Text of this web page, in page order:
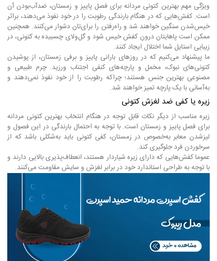
ویژگی مهم بهترین کتونی مردانه برای فصل پاییز و زمستان، ضدآب‌بودن آن
است. کفش‌هایی که در هنگام بارندگی رطوبت را در خود نفوذ می‌دهند، براثر
خیس‌شدن سنگین خواهند شد و راه‌رفتن را برای‌تان دشوار می‌کنند. همچنین
ممکن است پاهایتان درون کفش خیس شود و گل‌ولای چسبیده به کتونی، در
زیبایی استایل شما اختلال ایجاد کنند.
ما پیشنهاد می‌کنیم که در روزهای بارانی پاییز و برفی زمستان، از پوشیدن
کتونی‌های نبوک، مخمل و پارچه‌های کنفی اجتناب ورزید. چرم طبیعی و
مصنوعی بهترین جنس هستند؛ چراکه رطوبت را از خود نفوذ نمی‌دهند و
به‌آسانی با یک پارچه تمیز خواهند شد.
زیره یا کفی ضد لغزش کتونی
زیره مناسب از دیگر نکات قابل توجه در هنگام انتخاب بهترین کتونی مردانه
برای فصل پاییز و زمستان است. با توجه به احتمال بارندگی در این فصول و
لیزشدن معابر به‌خصوص در زمستان، کفی کتونی باید به‌شکلی باشد که از
سرخوردن فرد جلوگیری کند.
عموما کفش‌هایی که دارای زیره شیاردار هستند، انعطاف‌پذیری بالایی دارند و
با توجه به طراحی استاندارد خود در برابر لغزش و سایش مقاومت می‌کنند.